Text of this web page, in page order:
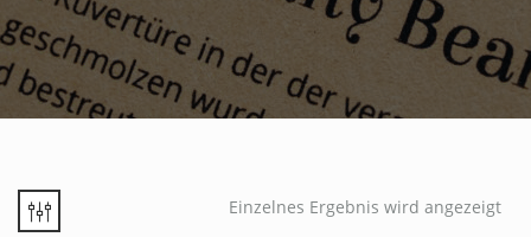
Einzelnes Ergebnis wird angezeigt